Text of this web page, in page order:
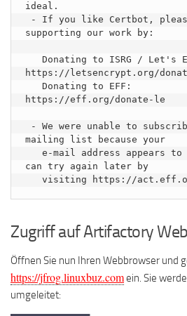
ideal.
supporting our work by:
https://letsencrypt.org/
https://eff.org/donate-le
mailing list because your
can try again later by
Zugriff auf Artifactory
Öffnen Sie nun Ihren Webbrowser und
https://jfrog.linuxbuz.comein. Sie
umgeleitet: